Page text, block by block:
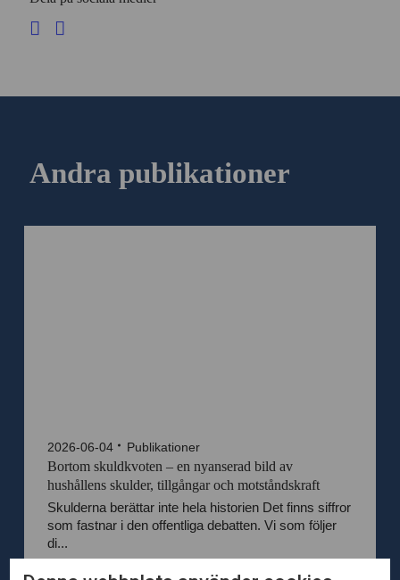
Andra publikationer
2026-06-04 Publikationer
Bortom skuldkvoten – en nyanserad bild av
hushållens skulder, tillgångar och motståndskraft
Skulderna berättar inte hela historien Det finns siffror
som fastnar i den offentliga debatten. Vi som följer
di...